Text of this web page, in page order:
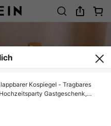
Kospiegel - Tragbares
Gastgeschenk,